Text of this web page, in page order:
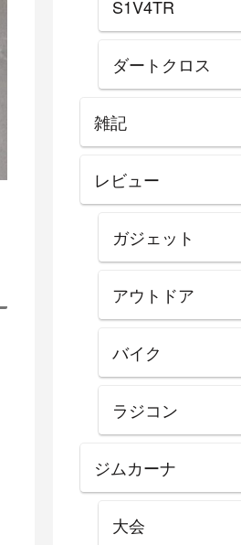
S1V4TR
ダートクロス
雑記
レビュー
ガジェット
アウトドア
バイク
ラジコン
ジムカーナ
大会